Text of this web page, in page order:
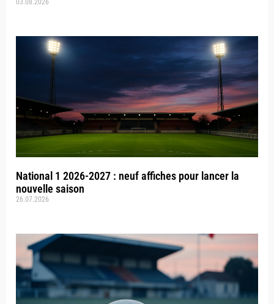
National 1 2026-2027 : neuf affiches pour lancer la
nouvelle saison
26.07.2026